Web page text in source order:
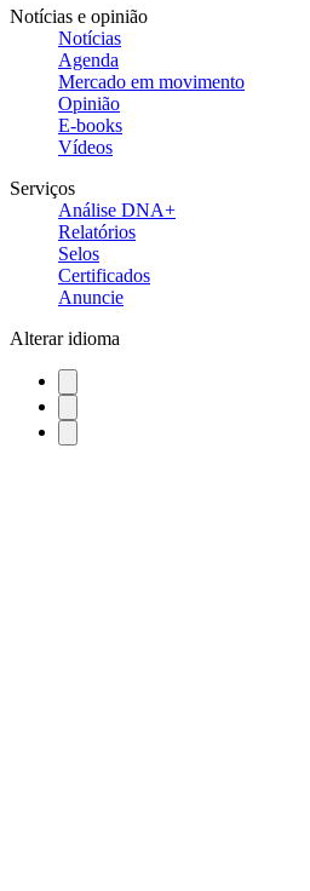
Notícias e opinião
Notícias
Agenda
Mercado em movimento
Opinião
E-books
Vídeos
Serviços
Análise DNA+
Relatórios
Selos
Certificados
Anuncie
Alterar idioma